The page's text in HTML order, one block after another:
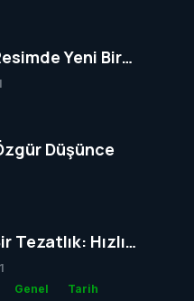
Yeni Bir
Bir Dönemin
Düşünce
Tezatlık: Hızlı
Gelişim
Genel Tarih